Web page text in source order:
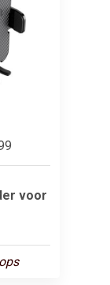
voor